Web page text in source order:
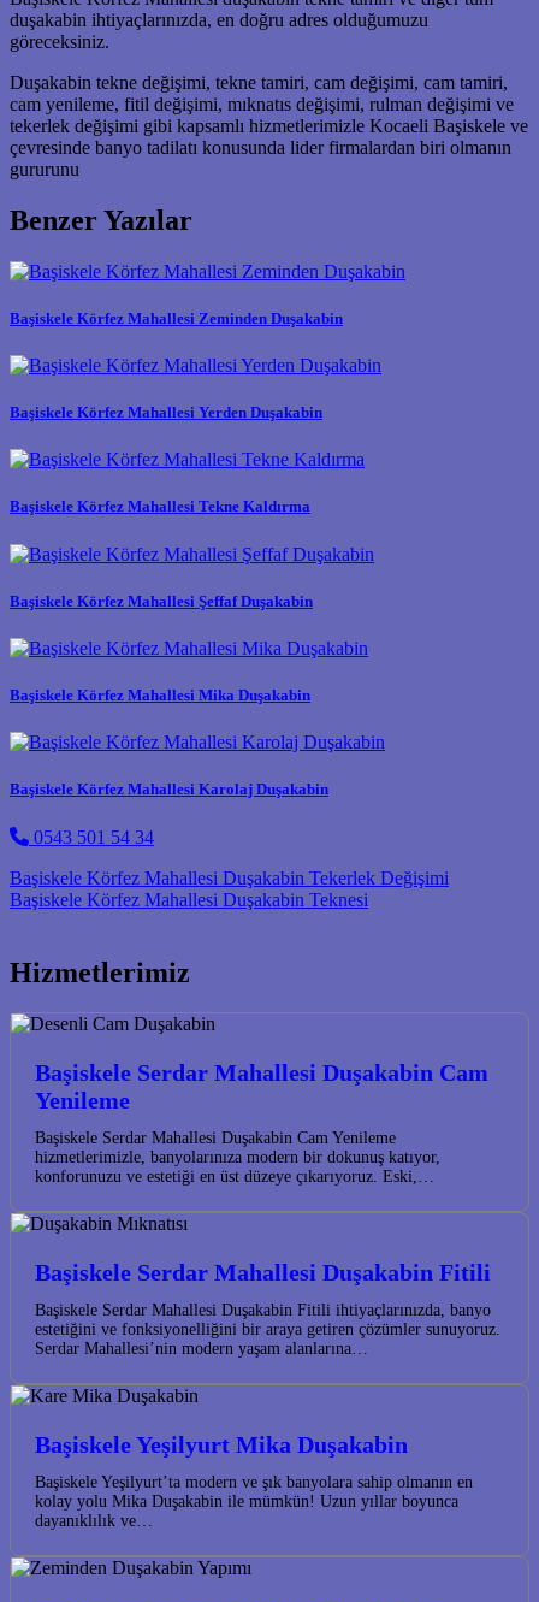
duşakabin ihtiyaçlarınızda, en doğru adres olduğumuzu
göreceksiniz.
Duşakabin tekne değişimi, tekne tamiri, cam değişimi, cam tamiri,
cam yenileme, fitil değişimi, mıknatıs değişimi, rulman değişimi ve
tekerlek değişimi gibi kapsamlı hizmetlerimizle Kocaeli Başiskele ve
çevresinde banyo tadilatı konusunda lider firmalardan biri olmanın
gururunu
Benzer Yazılar
Başiskele Körfez Mahallesi Zeminden Duşakabin
Başiskele Körfez Mahallesi Yerden Duşakabin
Başiskele Körfez Mahallesi Tekne Kaldırma
Başiskele Körfez Mahallesi Şeffaf Duşakabin
Başiskele Körfez Mahallesi Mika Duşakabin
Başiskele Körfez Mahallesi Karolaj Duşakabin
0543 501 54 34
Post navigation
Başiskele Körfez Mahallesi Duşakabin Tekerlek Değişimi
Başiskele Körfez Mahallesi Duşakabin Teknesi
Hizmetlerimiz
Başiskele Serdar Mahallesi Duşakabin Cam
Yenileme
Başiskele Serdar Mahallesi Duşakabin Cam Yenileme
hizmetlerimizle, banyolarınıza modern bir dokunuş katıyor,
konforunuzu ve estetiği en üst düzeye çıkarıyoruz. Eski,…
Başiskele Serdar Mahallesi Duşakabin Fitili
Başiskele Serdar Mahallesi Duşakabin Fitili ihtiyaçlarınızda, banyo
estetiğini ve fonksiyonelliğini bir araya getiren çözümler sunuyoruz.
Serdar Mahallesi’nin modern yaşam alanlarına…
Başiskele Yeşilyurt Mika Duşakabin
Başiskele Yeşilyurt’ta modern ve şık banyolara sahip olmanın en
kolay yolu Mika Duşakabin ile mümkün! Uzun yıllar boyunca
dayanıklılık ve…